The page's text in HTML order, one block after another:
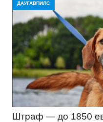
ДАУГАВПИЛС
Штраф — до 1850